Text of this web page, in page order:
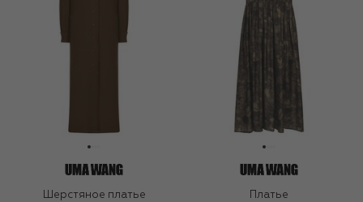
Шерстяное платье
Платье